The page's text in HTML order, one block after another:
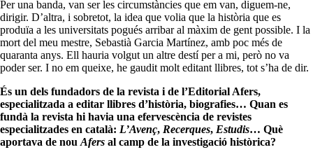
Per una banda, van ser les circumstàncies que em van, diguem-ne,
dirigir. D’altra, i sobretot, la idea que volia que la història que es
produïa a les universitats pogués arribar al màxim de gent possible. I la
mort del meu mestre, Sebastià Garcia Martínez, amb poc més de
quaranta anys. Ell hauria volgut un altre destí per a mi, però no va
poder ser. I no em queixe, he gaudit molt editant llibres, tot s’ha de dir.
És un dels fundadors de la revista i de l’Editorial Afers,
especialitzada a editar llibres d’història, biografies… Quan es
fundà la revista hi havia una efervescència de revistes
especialitzades en català: L’Avenç, Recerques, Estudis… Què
aportava de nou Afers al camp de la investigació històrica?